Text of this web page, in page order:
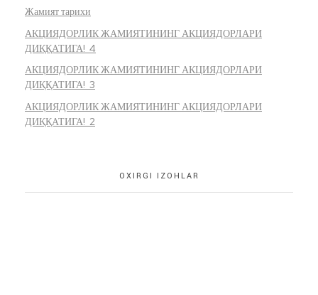
Жамият тарихи
АКЦИЯДОРЛИК ЖАМИЯТИНИНГ АКЦИЯДОРЛАРИ
ДИҚҚАТИГА! 4
АКЦИЯДОРЛИК ЖАМИЯТИНИНГ АКЦИЯДОРЛАРИ
ДИҚҚАТИГА! 3
АКЦИЯДОРЛИК ЖАМИЯТИНИНГ АКЦИЯДОРЛАРИ
ДИҚҚАТИГА! 2
OXIRGI IZOHLAR